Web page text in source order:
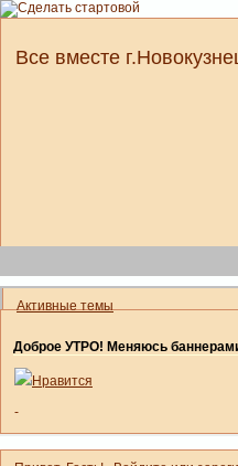
Все вместе
Активные темы
Доброе УТРО! Меняюсь
Нравится
-